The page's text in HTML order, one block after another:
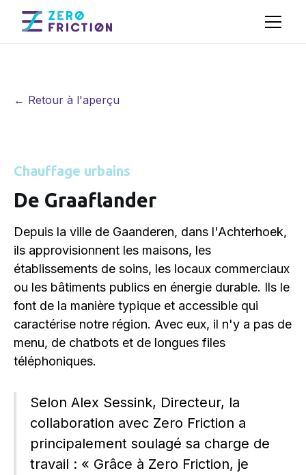
← Retour à l'aperçu
Chauffage urbains
De Graaflander
Depuis la ville de Gaanderen, dans l'Achterhoek,
ils approvisionnent les maisons, les
établissements de soins, les locaux commerciaux
ou les bâtiments publics en énergie durable. Ils le
font de la manière typique et accessible qui
caractérise notre région. Avec eux, il n'y a pas de
menu, de chatbots et de longues files
téléphoniques.
Selon Alex Sessink, Directeur, la
collaboration avec Zero Friction a
principalement soulagé sa charge de
travail : « Grâce à Zero Friction, je